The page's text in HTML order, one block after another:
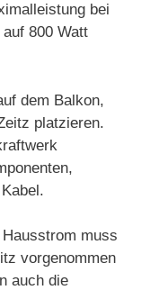
bei
800 Watt
dem Balkon,
platzieren.
muss
vorgenommen
auch die